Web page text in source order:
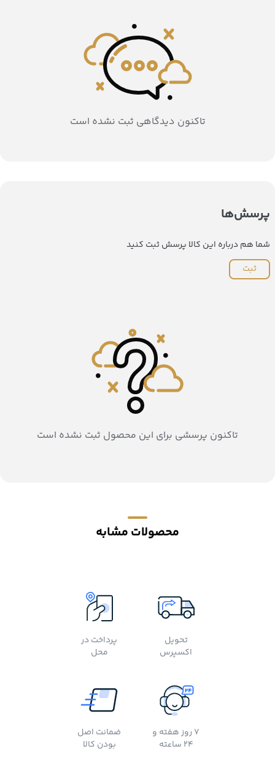
تاکنون دیدگاهی ثبت نشده است
پرسش‌ها
شما هم درباره این کالا پرسش ثبت کنید
ثبت
تاکنون پرسشی برای این محصول ثبت نشده است
محصولات مشابه
تحویل
اکسپرس
پرداخت در
محل
7 روز هفته و
24 ساعته
ضمانت اصل
بودن کالا